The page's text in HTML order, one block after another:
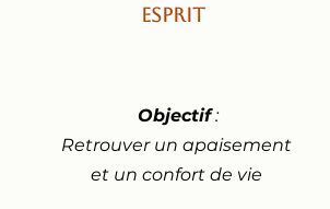
Esprit
Objectif:
Retrouver un apaisement
et un confort de vie